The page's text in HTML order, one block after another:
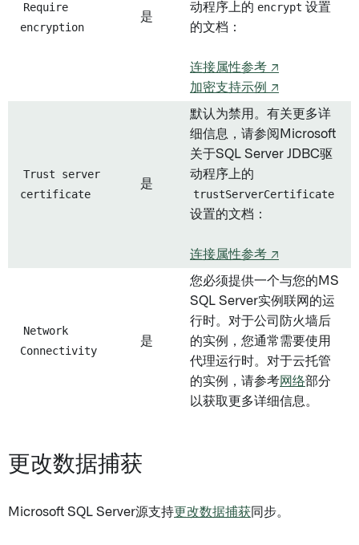
Require
encryption
是
动程序上的 encrypt 设置
的文档：
连接属性参考 ↗
加密支持示例 ↗
Trust server
certificate
是
默认为禁用。有关更多详
细信息，请参阅Microsoft
关于SQL Server JDBC驱
动程序上的
trustServerCertificate
设置的文档：
连接属性参考 ↗
Network
Connectivity
是
您必须提供一个与您的MS
SQL Server实例联网的运
行时。对于公司防火墙后
的实例，您通常需要使用
代理运行时。对于云托管
的实例，请参考网络部分
以获取更多详细信息。
更改数据捕获
Microsoft SQL Server源支持更改数据捕获 同步。